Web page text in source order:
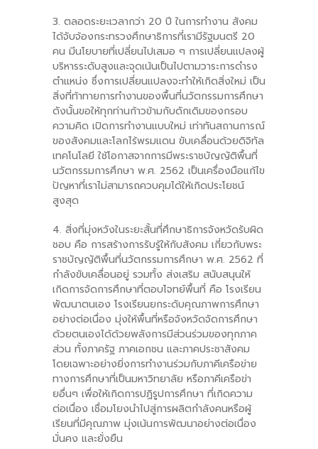
3. ตลอดระยะเวลากว่า 20 ปี ในการทำงาน สังคม
ได้จับจ้องกระทรวงศึกษาธิการที่เรามีรัฐมนตรี 20
คน มีนโยบายที่เปลี่ยนไปเสมอ ๆ การเปลี่ยนแปลงผู้
บริหารระดับสูงและจุดเน้นเป็นไปตามวาระการดำรง
ตำแหน่ง ซึ่งการเปลี่ยนแปลงจะทำให้เกิดสิ่งใหม่ เป็น
สิ่งที่ท้าทายการทำงานของพื้นที่นวัตกรรมการศึกษา
ดังนั้นขอให้ทุกท่านก้าวข้ามกับดักเดิมของกรอบ
ความคิด เปิดการทำงานแบบใหม่ เท่าทันสถานการณ์
ของสังคมและโลกไร้พรมแดน ขับเคลื่อนด้วยดิจิทัล
เทคโนโลยี ใช้โอกาสจากการมีพระราชบัญญัติพื้นที่
นวัตกรรมการศึกษา พ.ศ. 2562 เป็นเครื่องมือแก้ไข
ปัญหาที่เราไม่สามารถควบคุมได้ให้เกิดประโยชน์
สูงสุด
4. สิ่งที่มุ่งหวังในระยะสั้นที่ศึกษาธิการจังหวัดรับผิด
ชอบ คือ การสร้างการรับรู้ให้กับสังคม เกี่ยวกับพระ
ราชบัญญัติพื้นที่นวัตกรรมการศึกษา พ.ศ. 2562 ที่
กำลังขับเคลื่อนอยู่ รวมทั้ง ส่งเสริม สนับสนุนให้
เกิดการจัดการศึกษาที่ตอบโจทย์พื้นที่ คือ โรงเรียน
พัฒนาตนเอง โรงเรียนยกระดับคุณภาพการศึกษา
อย่างต่อเนื่อง มุ่งให้พื้นที่หรือจังหวัดจัดการศึกษา
ด้วยตนเองได้ด้วยพลังการมีส่วนร่วมของทุกภาค
ส่วน ทั้งภาครัฐ ภาคเอกชน และภาคประชาสังคม
โดยเฉพาะอย่างยิ่งการทำงานร่วมกับภาคีเครือข่าย
ทางการศึกษาที่เป็นมหาวิทยาลัย หรือภาคีเครือข่า
ยอื่นๆ เพื่อให้เกิดการปฏิรูปการศึกษา ที่เกิดความ
ต่อเนื่อง เชื่อมโยงนำไปสู่การผลิตกำลังคนหรือผู้
เรียนที่มีคุณภาพ มุ่งเน้นการพัฒนาอย่างต่อเนื่อง
มั่นคง และยั่งยืน